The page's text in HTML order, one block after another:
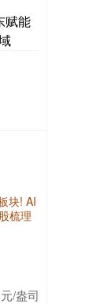
赋能
块! AI
梳理
/盎司